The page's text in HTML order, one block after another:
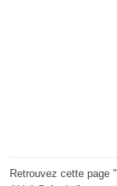
Retrouvez cette page